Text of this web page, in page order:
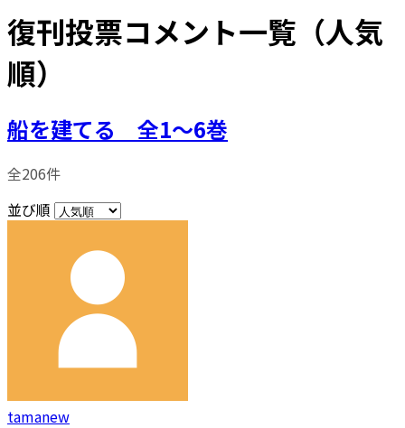
復刊投票コメント一覧（人気
順）
船を建てる 全1～6巻
全206件
並び順
tamanew